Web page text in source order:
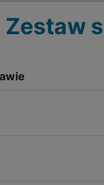
Zestaw